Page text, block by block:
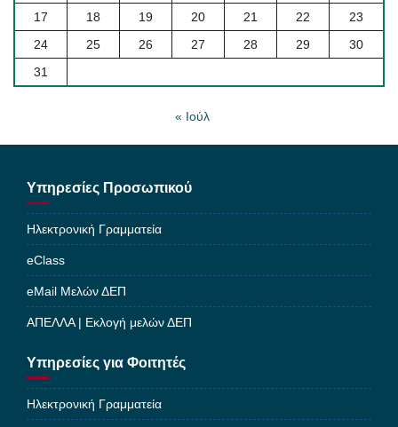
17
18 19 20 21 22
23
24
25 26 27 28 29
30
31
« Ιούλ
Υπηρεσίες Προσωπικού
Ηλεκτρονική Γραμματεία
eClass
eMail Μελών ΔΕΠ
ΑΠΕΛΛΑ | Εκλογή μελών ΔΕΠ
Υπηρεσίες για Φοιτητές
Ηλεκτρονική Γραμματεία